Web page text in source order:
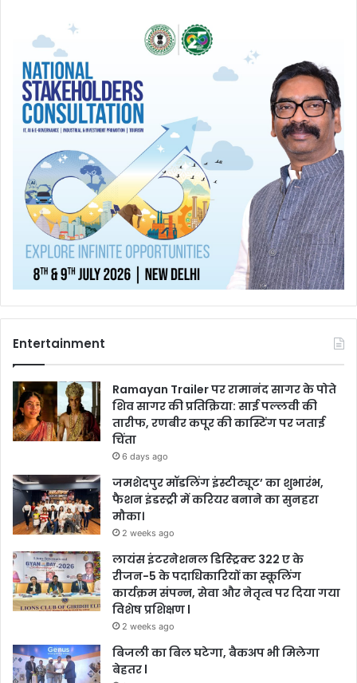
Entertainment
Ramayan Trailer पर रामानंद सागर के पोते
शिव सागर की प्रतिक्रिया: साई पल्लवी की
तारीफ, रणबीर कपूर की कास्टिंग पर जताई
चिंता
6 days ago
जमशेदपुर मॉडलिंग इंस्टीट्यूट’ का शुभारंभ,
फैशन इंडस्ट्री में करियर बनाने का सुनहरा
मौका।
2 weeks ago
लायंस इंटरनेशनल डिस्ट्रिक्ट 322 ए के
रीजन-5 के पदाधिकारियों का स्कूलिंग
कार्यक्रम संपन्न, सेवा और नेतृत्व पर दिया गया
विशेष प्रशिक्षण l
2 weeks ago
बिजली का बिल घटेगा, बैकअप भी मिलेगा
बेहतर l